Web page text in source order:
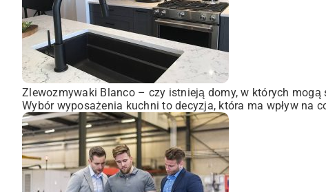
Zlewozmywaki Blanco – czy istnieją domy, w których mogą
Wybór wyposażenia kuchni to decyzja, która ma wpływ na